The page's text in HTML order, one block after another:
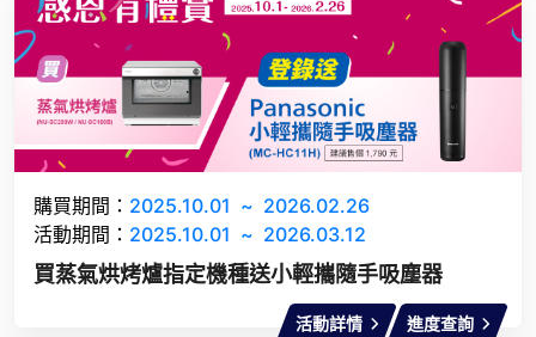
購買期間： 2025.10.01 ~ 2026.02.26
活動期間： 2025.10.01 ~ 2026.03.12
買蒸氣烘烤爐指定機種送小輕攜隨手吸塵器
活動詳情 進度查詢